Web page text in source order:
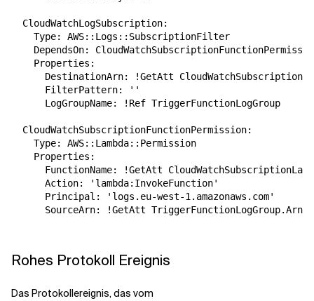
  CloudWatchLogSubscription:
    Type: AWS::Logs::SubscriptionFilter
DependsOn:
    Properties:
DestinationArn: !GetAtt
      FilterPattern: ''
      LogGroupName: !Ref TriggerFunctionLogGroup
  CloudWatchSubscriptionFunctionPermission:
    Type: AWS::Lambda::Permission
    Properties:
FunctionName: !GetAtt
      Action: 'lambda:InvokeFunction'
      Principal: 'logs.eu-west-1.amazonaws.com'
      SourceArn: !GetAtt TriggerFunctionLogGroup.Arn
Rohes Protokoll Ereignis
Das Protokollereignis, das vom